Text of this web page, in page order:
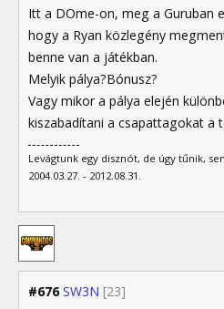
Itt a DOme-on, meg a Guruban
hogy a Ryan közlegény
benne van a játékban.
Melyik pálya?Bónusz?
Vagy mikor a pálya elején
kiszabadítani a csapattagokat a
Levágtunk egy disznót, de úgy tűnik,
2004.03.27. - 2012.08.31.
#676 SW3N [23]